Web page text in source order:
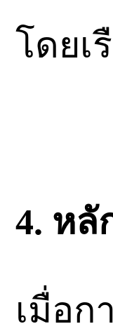
โดยเ
4. หลั
เมื่อ